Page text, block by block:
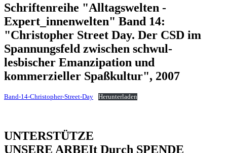
Schriftenreihe "Alltagswelten -
Expert_innenwelten" Band 14:
"Christopher Street Day. Der CSD im
Spannungsfeld zwischen schwul-
lesbischer Emanzipation und
kommerzieller Spaßkultur", 2007
Band-14-Christopher-Street-Day Herunterladen
UNTERSTÜTZE
UNSERE ARBEIt Durch SPENDE